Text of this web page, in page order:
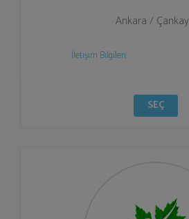
Ankara /
İletişim Bilgileri
SEÇ